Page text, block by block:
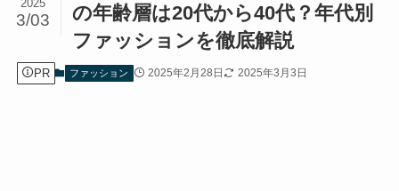
の年齢層は20代から40代？年代別
ファッションを徹底解説
2025
3/03
PR ファッション 2025年2月28日 2025年3月3日